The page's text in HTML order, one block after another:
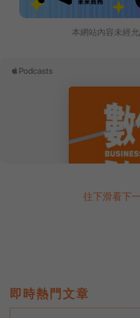
本網站內容未經允
往下滑看下
即時熱門文章